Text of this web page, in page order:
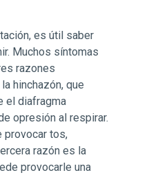
es útil saber
Muchos síntomas
razones
hinchazón, que
el diafragma
opresión al respirar.
provocar tos,
razón es la
provocarle una